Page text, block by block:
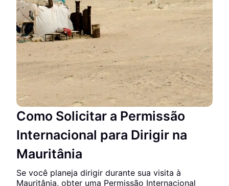
Como Solicitar a Permissão
Internacional para Dirigir na
Mauritânia
Se você planeja dirigir durante sua visita à
Mauritânia, obter uma Permissão Internacional